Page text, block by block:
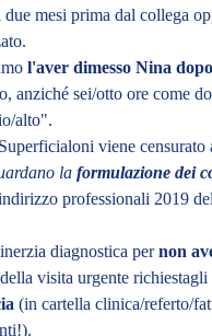
due mesi prima dal collega
l'aver dimesso Nina
anziché sei/otto ore come
alto".
viene censurato
la formulazione dei
professionali 2019
diagnostica pernon
visita urgente
(in cartella clinica/referto/